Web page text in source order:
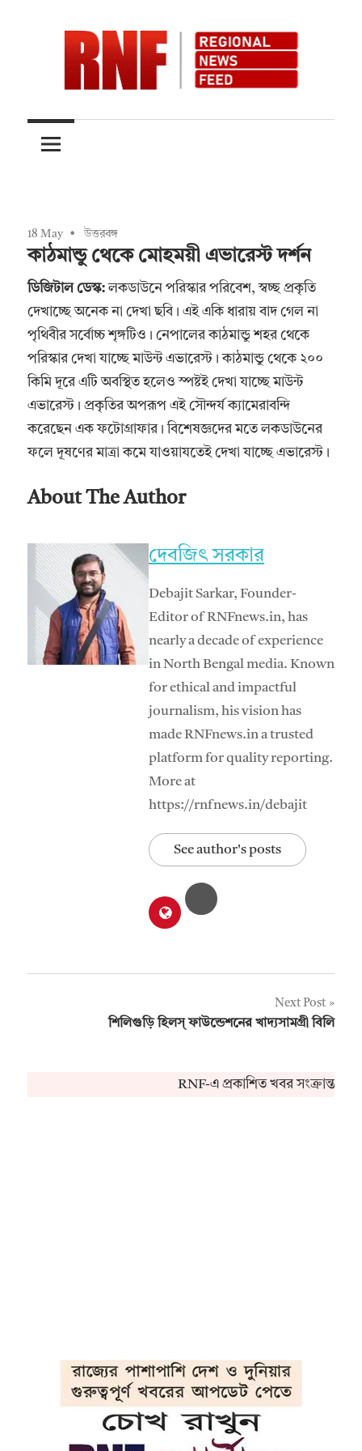
content
RNFnews.in
over
Quantity
18 May উত্তরবঙ্গ
কাঠমান্ডু থেকে মোহময়ী এভারেস্ট দর্শন
ডিজিটাল ডেস্ক:লকডাউনে পরিস্কার পরিবেশ, স্বচ্ছ প্রকৃতি
দেখাচ্ছে অনেক না দেখা ছবি। এই একি ধারায় বাদ গেল না
পৃথিবীর সর্বোচ্চ শৃঙ্গটিও। নেপালের কাঠমান্ডু শহর থেকে
পরিস্কার দেখা যাচ্ছে মাউন্ট এভারেস্ট। কাঠমান্ডু থেকে ২০০
কিমি দূরে এটি অবস্থিত হলেও স্পষ্টই দেখা যাচ্ছে মাউন্ট
এভারেস্ট। প্রকৃতির অপরূপ এই সৌন্দর্য ক্যামেরাবন্দি
করেছেন এক ফটোগ্রাফার। বিশেষজ্ঞদের মতে লকডাউনের
ফলে দূষণের মাত্রা কমে যাওয়াযতেই দেখা যাচ্ছে এভারেস্ট।
About The Author
দেবজিৎ সরকার
Debajit Sarkar, Founder-
Editor of RNFnews.in, has
nearly a decade of experience
in North Bengal media. Known
for ethical and impactful
journalism, his vision has
made RNFnews.in a trusted
platform for quality reporting.
More at
https://rnfnews.in/debajit
See author's posts
Next Post
শিলিগুড়ি হিলস্ ফাউন্ডেশনের খাদ্যসামগ্রী বিলি
RNF-এ প্রকাশিত খবর সংক্রান্ত